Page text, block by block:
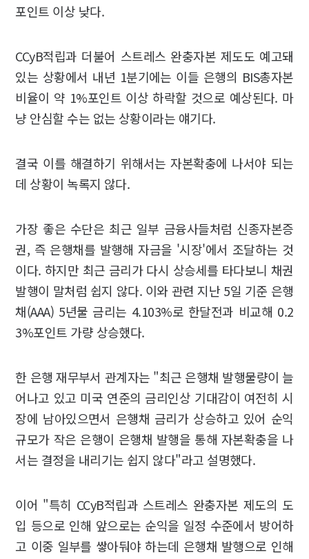
포인트 이상 낮다.
CCyB적립과 더불어 스트레스 완충자본 제도도 예고돼
있는 상황에서 내년 1분기에는 이들 은행의 BIS총자본
비율이 약 1%포인트 이상 하락할 것으로 예상된다. 마
냥 안심할 수는 없는 상황이라는 얘기다.
결국 이를 해결하기 위해서는 자본확충에 나서야 되는
데 상황이 녹록지 않다.
가장 좋은 수단은 최근 일부 금융사들처럼 신종자본증
권, 즉 은행채를 발행해 자금을 '시장'에서 조달하는 것
이다. 하지만 최근 금리가 다시 상승세를 타다보니 채권
발행이 말처럼 쉽지 않다. 이와 관련 지난 5일 기준 은행
채(AAA) 5년물 금리는 4.103%로 한달전과 비교해 0.2
3%포인트 가량 상승했다.
한 은행 재무부서 관계자는 "최근 은행채 발행물량이 늘
어나고 있고 미국 연준의 금리인상 기대감이 여전히 시
장에 남아있으면서 은행채 금리가 상승하고 있어 순익
규모가 작은 은행이 은행채 발행을 통해 자본확충을 나
서는 결정을 내리기는 쉽지 않다"라고 설명했다.
이어 "특히 CCyB적립과 스트레스 완충자본 제도의 도
입 등으로 인해 앞으로는 순익을 일정 수준에서 방어하
고 이중 일부를 쌓아둬야 하는데 은행채 발행으로 인해